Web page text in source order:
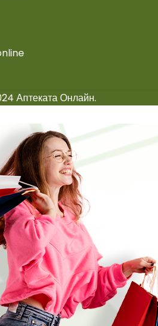
Аптеката Онлайн.